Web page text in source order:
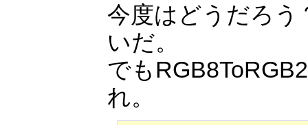
今度はどうだろう
いだ。
でも
れ。